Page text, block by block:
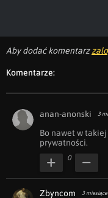
Aby dodać komentarz
Komentarze:
anan-anonski 3
Bo nawet w
prywatności.
0
Zbyncom 3